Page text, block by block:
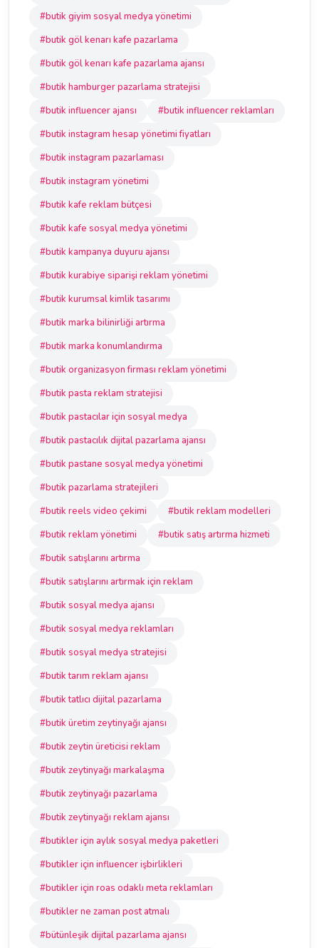
#butik giyim sosyal medya yönetimi
#butik göl kenarı kafe pazarlama
#butik göl kenarı kafe pazarlama ajansı
#butik hamburger pazarlama stratejisi
#butik influencer ajansı
#butik influencer reklamları
#butik instagram hesap yönetimi fiyatları
#butik instagram pazarlaması
#butik instagram yönetimi
#butik kafe reklam bütçesi
#butik kafe sosyal medya yönetimi
#butik kampanya duyuru ajansı
#butik kurabiye siparişi reklam yönetimi
#butik kurumsal kimlik tasarımı
#butik marka bilinirliği artırma
#butik marka konumlandırma
#butik organizasyon firması reklam yönetimi
#butik pasta reklam stratejisi
#butik pastacılar için sosyal medya
#butik pastacılık dijital pazarlama ajansı
#butik pastane sosyal medya yönetimi
#butik pazarlama stratejileri
#butik reels video çekimi
#butik reklam modelleri
#butik reklam yönetimi
#butik satış artırma hizmeti
#butik satışlarını artırma
#butik satışlarını artırmak için reklam
#butik sosyal medya ajansı
#butik sosyal medya reklamları
#butik sosyal medya stratejisi
#butik tarım reklam ajansı
#butik tatlıcı dijital pazarlama
#butik üretim zeytinyağı ajansı
#butik zeytin üreticisi reklam
#butik zeytinyağı markalaşma
#butik zeytinyağı pazarlama
#butik zeytinyağı reklam ajansı
#butikler için aylık sosyal medya paketleri
#butikler için influencer işbirlikleri
#butikler için roas odaklı meta reklamları
#butikler ne zaman post atmalı
#bütünleşik dijital pazarlama ajansı